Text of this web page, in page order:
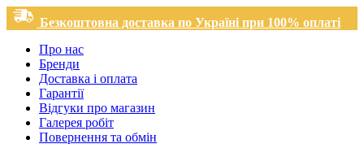
Безкоштовна доставка по Україні при 100% оплаті
Про нас
Бренди
Доставка і оплата
Гарантії
Відгуки про магазин
Галерея робіт
Повернення та обмін